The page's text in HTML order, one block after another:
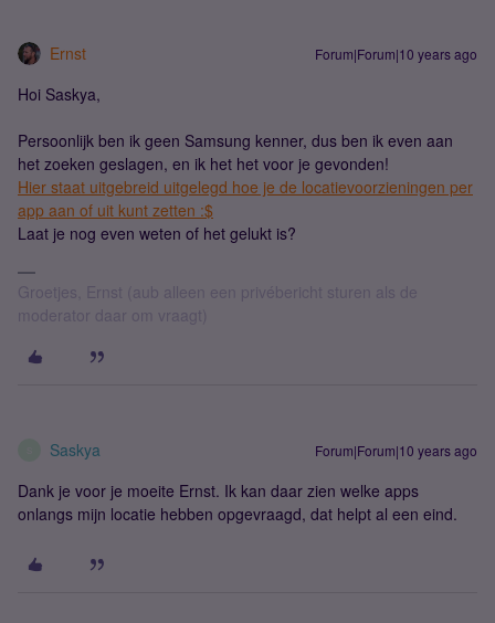
Ernst Forum|Forum|10 years ago
Hoi Saskya,
Persoonlijk ben ik geen Samsung kenner, dus ben ik even aan
het zoeken geslagen, en ik het het voor je gevonden!
Hier staat uitgebreid uitgelegd hoe je de locatievoorzieningen per
app aan of uit kunt zetten :$
Laat je nog even weten of het gelukt is?
Groetjes, Ernst (aub alleen een privébericht sturen als de
moderator daar om vraagt)
Saskya Forum|Forum|10 years ago
Dank je voor je moeite Ernst. Ik kan daar zien welke apps
onlangs mijn locatie hebben opgevraagd, dat helpt al een eind.